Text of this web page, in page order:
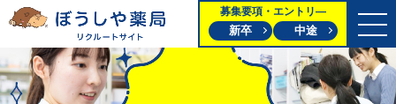
募集要項・エントリ―
新卒 中途